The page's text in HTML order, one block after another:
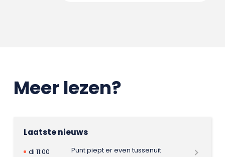
Meer lezen?
Laatste nieuws
di 11:00
Punt piept er even tussenuit